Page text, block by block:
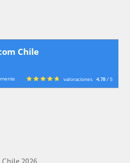
Chile
valoraciones 4.78/ 5
2026